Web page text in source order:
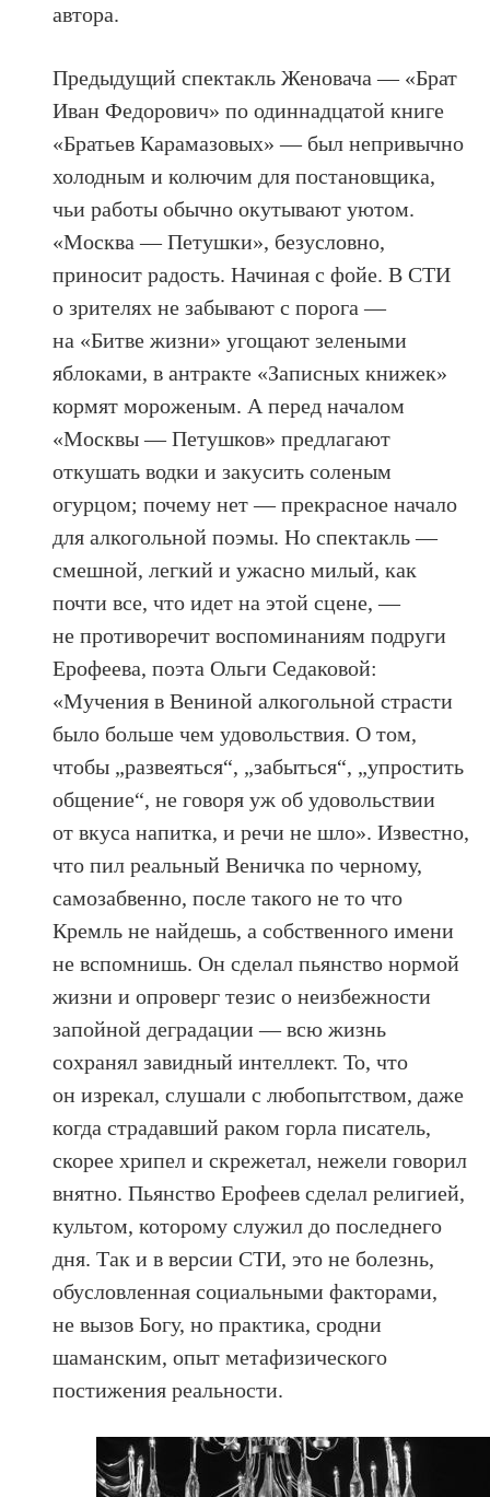
автора.
Предыдущий спектакль Женовача — «Брат
Иван Федорович» по одиннадцатой книге
«Братьев Карамазовых» — был непривычно
холодным и колючим для постановщика,
чьи работы обычно окутывают уютом.
«Москва — Петушки», безусловно,
приносит радость. Начиная с фойе. В СТИ
о зрителях не забывают с порога —
на «Битве жизни» угощают зелеными
яблоками, в антракте «Записных книжек»
кормят мороженым. А перед началом
«Москвы — Петушков» предлагают
откушать водки и закусить соленым
огурцом; почему нет — прекрасное начало
для алкогольной поэмы. Но спектакль —
смешной, легкий и ужасно милый, как
почти все, что идет на этой сцене, —
не противоречит воспоминаниям подруги
Ерофеева, поэта Ольги Седаковой:
«Мучения в Вениной алкогольной страсти
было больше чем удовольствия. О том,
чтобы „развеяться“, „забыться“, „упростить
общение“, не говоря уж об удовольствии
от вкуса напитка, и речи не шло». Известно,
что пил реальный Веничка по черному,
самозабвенно, после такого не то что
Кремль не найдешь, а собственного имени
не вспомнишь. Он сделал пьянство нормой
жизни и опроверг тезис о неизбежности
запойной деградации — всю жизнь
сохранял завидный интеллект. То, что
он изрекал, слушали с любопытством, даже
когда страдавший раком горла писатель,
скорее хрипел и скрежетал, нежели говорил
внятно. Пьянство Ерофеев сделал религией,
культом, которому служил до последнего
дня. Так и в версии СТИ, это не болезнь,
обусловленная социальными факторами,
не вызов Богу, но практика, сродни
шаманским, опыт метафизического
постижения реальности.